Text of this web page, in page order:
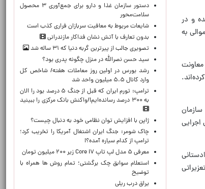
شده و در
به
معاونت
کرده‌اند.
گمرک، سازمان
و دستورالعمل اجرایی
دستور سازمان غذا و دارو برای جمع‌آوری ۳ محصول
سلامت‌محور
شایعات مربوط به معافیت سربازان فراری کذب است
بدون تعارف با آتش نشان فداکار مازندرانی
تصویری جالب از پیرترین گربه دنیا که ۳۱ ساله شد
سید حسن نصرالله در منزل چگونه پدری بود؟
رشد بورس در اولین روز معاملات هفته/ شاخص کل
وارد کانال ۵.۵ میلیون واحد شد
ترامپ: تورم ایران که قبل از جنگ ۵ درصد بود را الان
به ۳۰۰ درصد رسانده‌ایم!/واکنش بانک مرکزی را ببینید
ژاپن با افزایش توان نظامی خود به دنبال چیست؟
چاک شومر: جنگ ایران اشتغال آمریکا را تخریب کرد؛
ترامپ از کدام سیاره آمده؟!
معرفی ۵ مدل لپ تاپ Core i۷ زیر ۲۰۰ میلیون تومان
استعلام سوابق چک برگشتی؛ تمام روش ها همراه با
توضیح
یراق درب ریلی